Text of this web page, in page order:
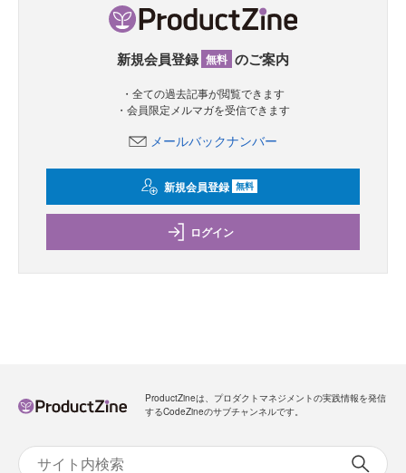
新規会員登録 無料 のご案内
・全ての過去記事が閲覧できます
・会員限定メルマガを受信できます
メールバックナンバー
新規会員登録 無料
ログイン
ProductZineは、プロダクトマネジメントの実践情報を発信
するCodeZineのサブチャンネルです。